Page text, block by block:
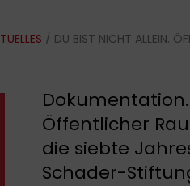
/ DU BIST NICHT ALLEIN.
Dokumentation.
Öffentlicher
die siebte
Schader-